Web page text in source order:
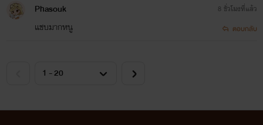
Phasouk
แชบมากหนู
8 ชั่วโมงที่แล้ว
ตอบกลับ